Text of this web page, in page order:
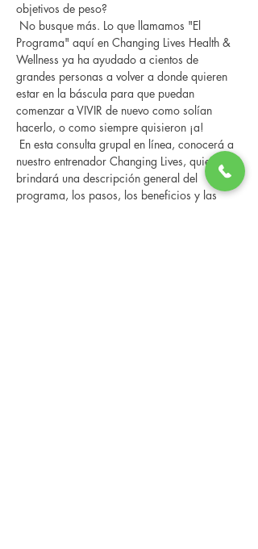
objetivos de peso?
Programa" aquí en Changing Lives Health &
Wellness ya ha ayudado a cientos de
grandes personas a volver a donde quieren
estar en la báscula para que puedan
comenzar a VIVIR de nuevo como solían
hacerlo, o como siempre quisieron ¡a!
nuestro entrenador Changing Lives, quien le
brindará una descripción general del
programa, los pasos, los beneficios y las